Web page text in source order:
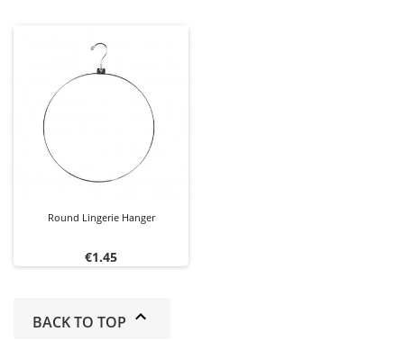
Round Lingerie Hanger
Price
€1.45
BACK TO TOP